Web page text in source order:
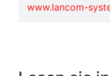
www.lancom-